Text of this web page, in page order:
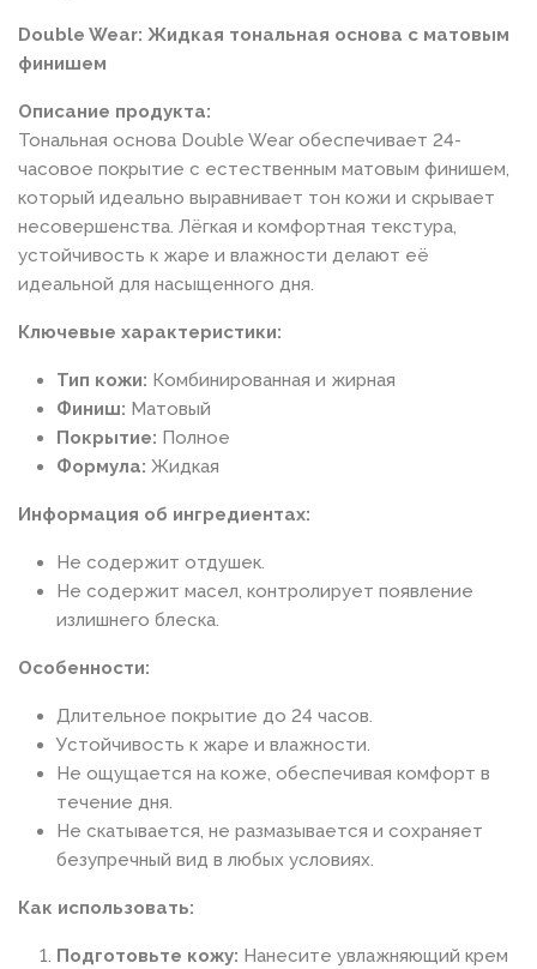
Double Wear: Жидкая тональная основа с матовым
финишем
Описание продукта:
Тональная основа Double Wear обеспечивает 24-
часовое покрытие с естественным матовым финишем,
который идеально выравнивает тон кожи и скрывает
несовершенства. Лёгкая и комфортная текстура,
устойчивость к жаре и влажности делают её
идеальной для насыщенного дня.
Ключевые характеристики:
Тип кожи: Комбинированная и жирная
Финиш: Матовый
Покрытие: Полное
Формула: Жидкая
Информация об ингредиентах:
Не содержит отдушек.
Не содержит масел, контролирует появление
излишнего блеска.
Особенности:
Длительное покрытие до 24 часов.
Устойчивость к жаре и влажности.
Не ощущается на коже, обеспечивая комфорт в
течение дня.
Не скатывается, не размазывается и сохраняет
безупречный вид в любых условиях.
Как использовать:
Подготовьте кожу: Нанесите увлажняющий крем